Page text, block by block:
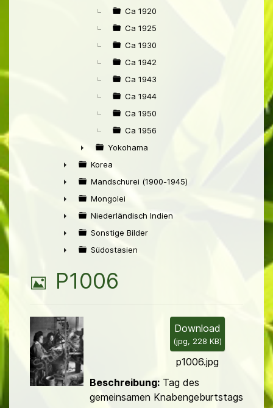
Ca 1920
Ca 1925
Ca 1930
Ca 1942
Ca 1943
Ca 1944
Ca 1950
Ca 1956
►
Yokohama
►
Korea
►
Mandschurei (1900-1945)
►
Mongolei
►
Niederländisch Indien
►
Sonstige Bilder
Südostasien
B
i
l
d
P1006
Download
(jpg, 228 KB)
p1006.jpg
Beschreibung:Tag des
gemeinsamen Knabengeburtstags